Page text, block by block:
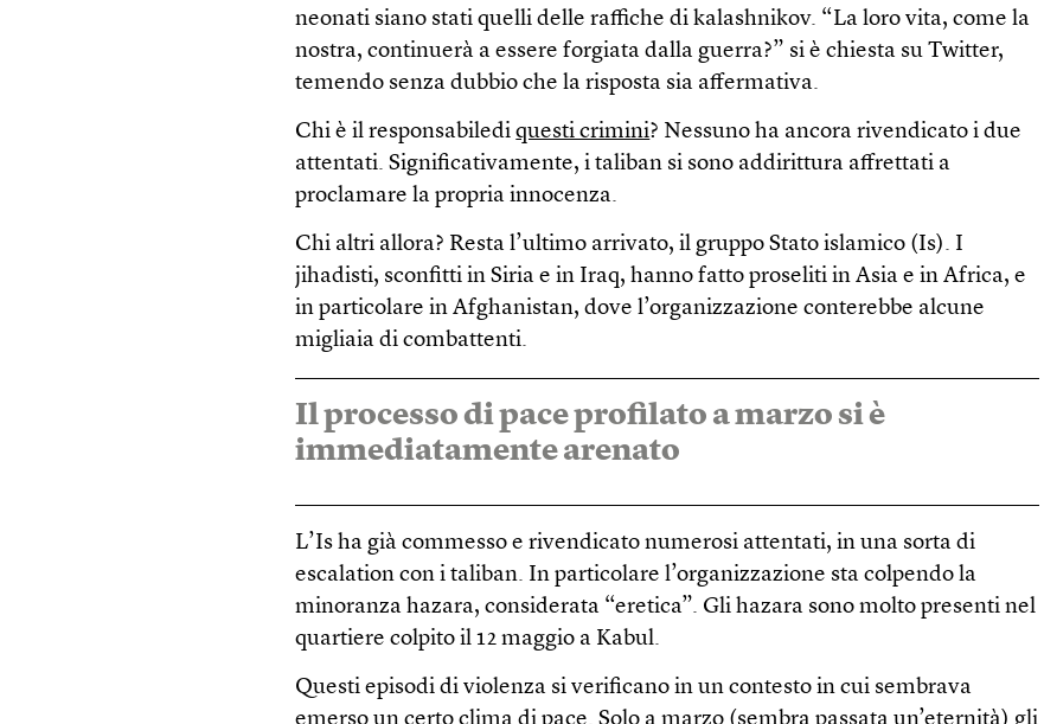
neonati siano stati quelli delle raffiche di kalashnikov. “La loro vita, come la
nostra, continuerà a essere forgiata dalla guerra?” si è chiesta su Twitter,
temendo senza dubbio che la risposta sia affermativa.
Chi è il responsabilediquesti crimini? Nessuno ha ancora rivendicato i due
attentati. Significativamente, i taliban si sono addirittura affrettati a
proclamare la propria innocenza.
Chi altri allora? Resta l’ultimo arrivato, il gruppo Stato islamico (Is). I
jihadisti, sconfitti in Siria e in Iraq, hanno fatto proseliti in Asia e in Africa, e
in particolare in Afghanistan, dove l’organizzazione conterebbe alcune
migliaia di combattenti.
Il processo di pace profilato a marzo si è
immediatamente arenato
L’Is ha già commesso e rivendicato numerosi attentati, in una sorta di
escalation con i taliban. In particolare l’organizzazione sta colpendo la
minoranza hazara, considerata “eretica”. Gli hazara sono molto presenti nel
quartiere colpito il 12 maggio a Kabul.
Questi episodi di violenza si verificano in un contesto in cui sembrava